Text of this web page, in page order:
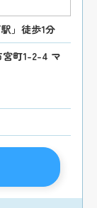
」徒歩1分
宮町1-2-4 マ